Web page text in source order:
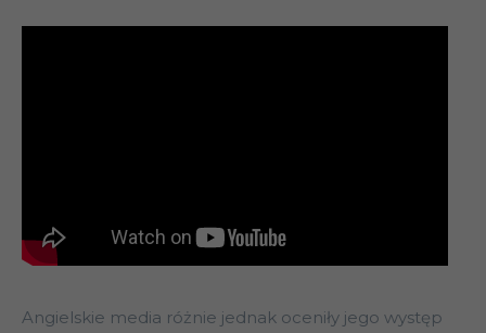
Angielskie media różnie jednak oceniły jego występ